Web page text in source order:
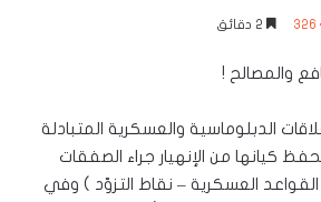
326
والمصالح !
الدبلوماسية والعسكرية المتبادلة
كيانها من الإنهيار جراء الصفقات
القواعد العسكرية – نقاط التزوّد ) وفي